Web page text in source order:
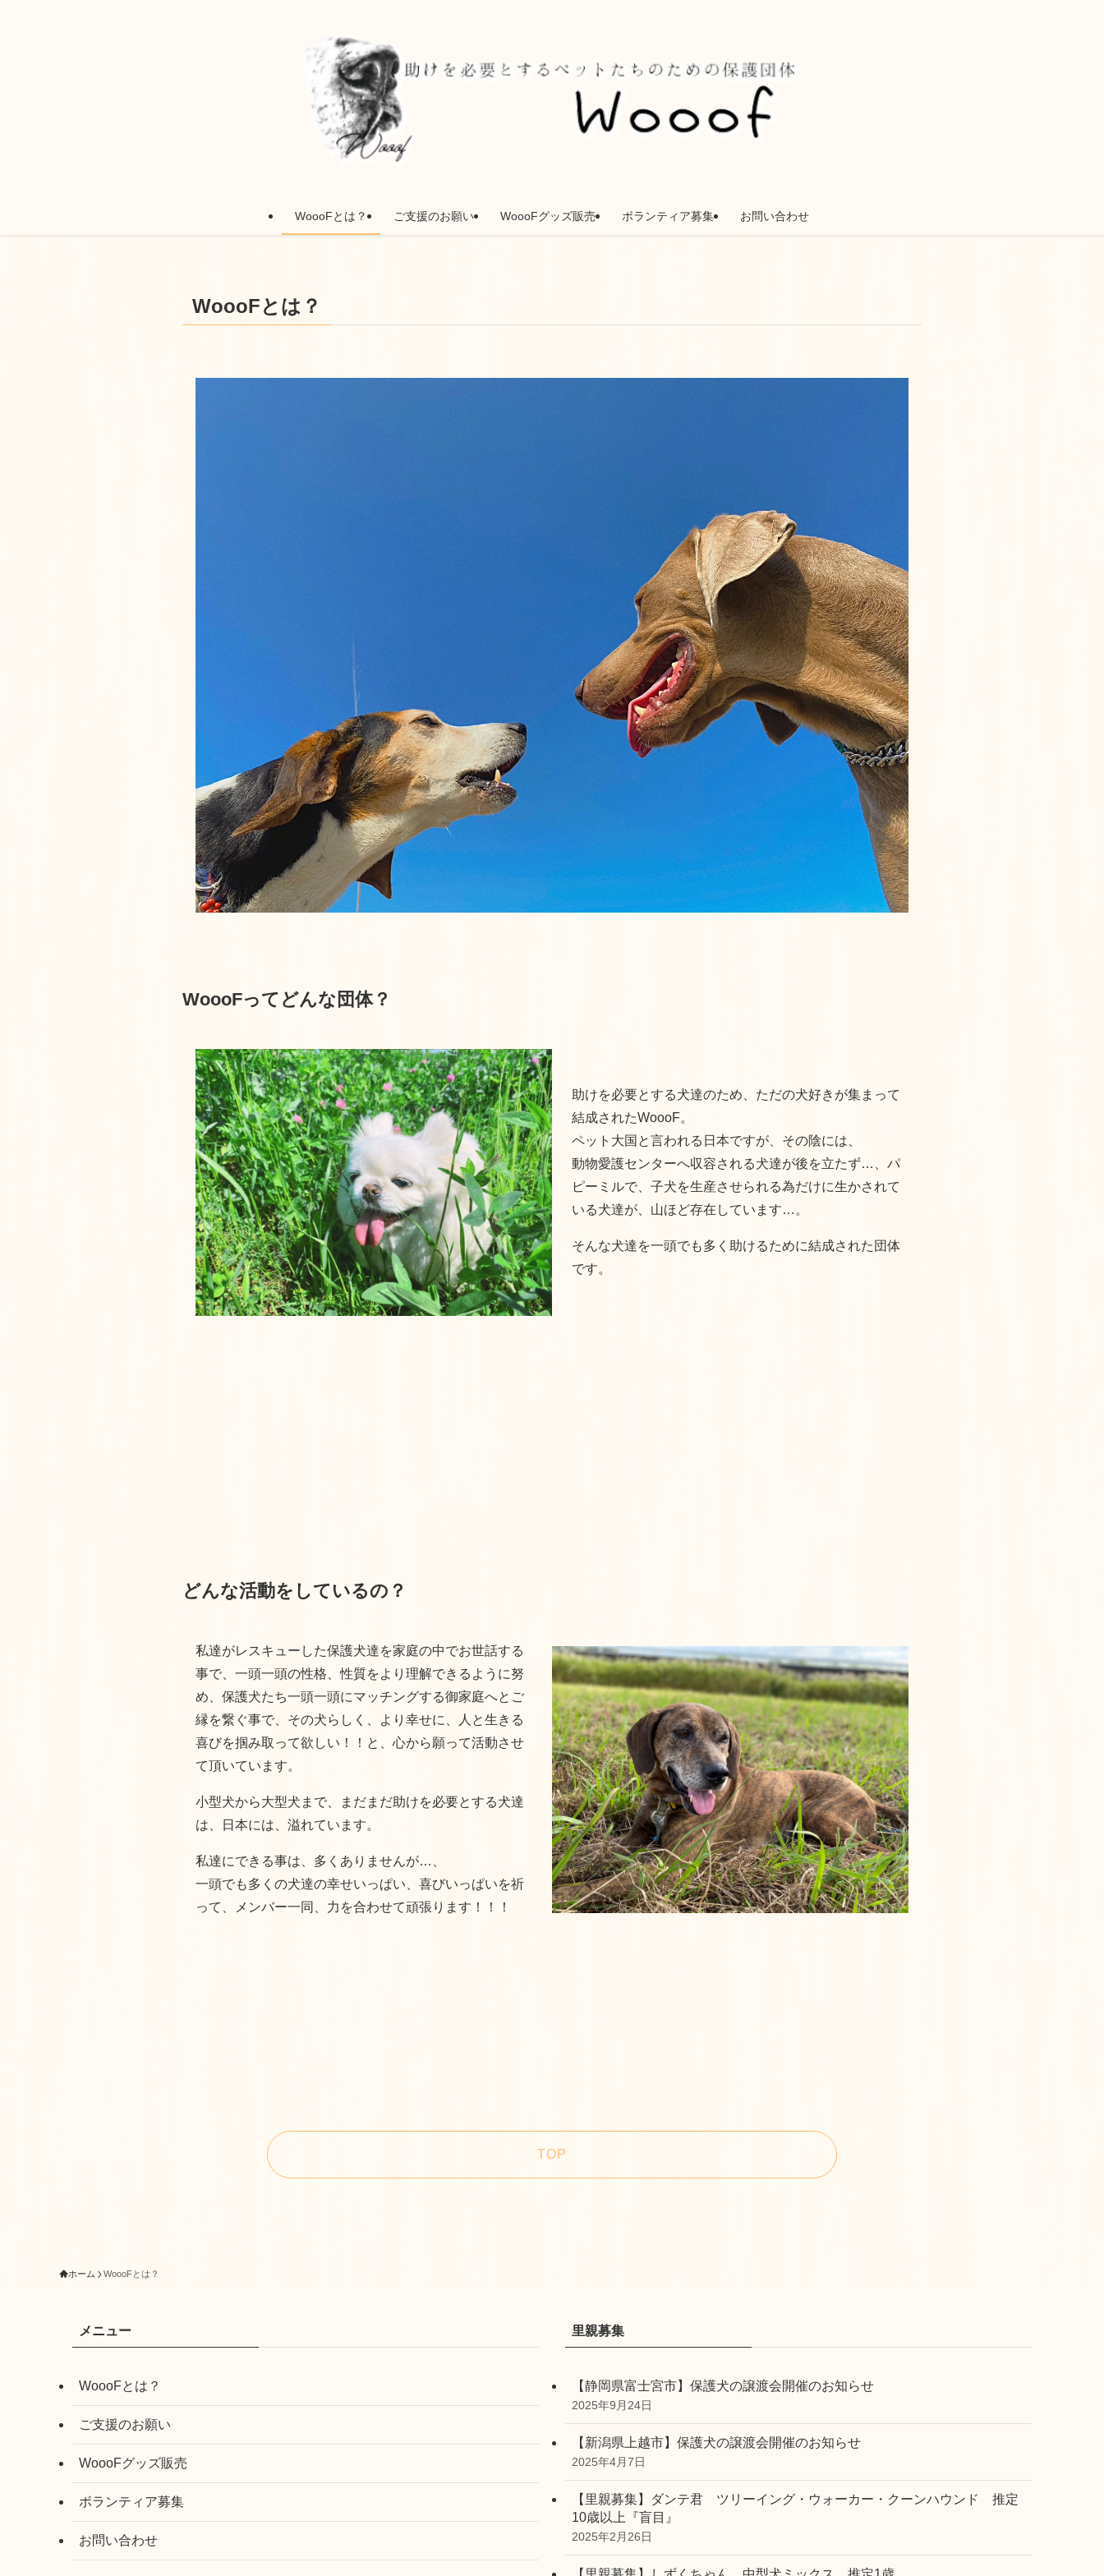
WoooFとは？ ご支援のお願い WoooFグッズ販売 ボランティア募集 お問い合わせ
WoooFとは？
WoooFってどんな団体？
助けを必要とする犬達のため、ただの犬好きが集まって
結成されたWoooF。
ペット大国と言われる日本ですが、その陰には、
動物愛護センターへ収容される犬達が後を立たず…、パ
ピーミルで、子犬を生産させられる為だけに生かされて
いる犬達が、山ほど存在しています…。
そんな犬達を一頭でも多く助けるために結成された団体
です。
どんな活動をしているの？
私達がレスキューした保護犬達を家庭の中でお世話する
事で、一頭一頭の性格、性質をより理解できるように努
め、保護犬たち一頭一頭にマッチングする御家庭へとご
縁を繋ぐ事で、その犬らしく、より幸せに、人と生きる
喜びを掴み取って欲しい！！と、心から願って活動させ
て頂いています。
小型犬から大型犬まで、まだまだ助けを必要とする犬達
は、日本には、溢れています。
私達にできる事は、多くありませんが…、
一頭でも多くの犬達の幸せいっぱい、喜びいっぱいを祈
って、メンバー一同、力を合わせて頑張ります！！！
TOP
ホーム WoooFとは？
メニュー
WoooFとは？
ご支援のお願い
WoooFグッズ販売
ボランティア募集
お問い合わせ
里親募集
【静岡県富士宮市】保護犬の譲渡会開催のお知らせ
2025年9月24日
【新潟県上越市】保護犬の譲渡会開催のお知らせ
2025年4月7日
【里親募集】ダンテ君 ツリーイング・ウォーカー・クーンハウンド 推定
10歳以上『盲目』
2025年2月26日